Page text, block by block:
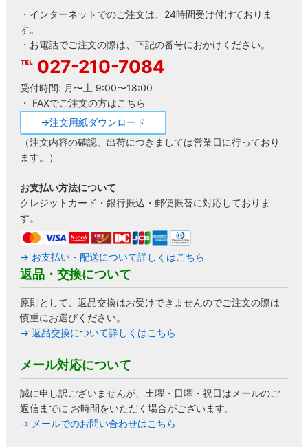
・インターネットでのご注文は、24時間受け付けておりま
す。
・お電話でご注文の際は、下記の番号におかけください。
027-210-7084
受付時間: 月〜土 9:00〜18:00
・ FAXでご注文の方はこちら
→注文用紙ダウンロード
（注文内容の確認、出荷につきましては営業日に行っており
ます。）
お支払い方法について
クレジットカード・銀行振込・郵便振替に対応しておりま
す。
→ お支払い・配送について詳しくはこちら
返品・交換について
原則として、返品交換はお受けできませんのでご注文の際は
慎重にお選びください。
→ 返品交換について詳しくはこちら
メール対応について
誠に申し訳ございませんが、土曜・日曜・祝日はメールのご
返信までに お時間をいただく場合がございます。
→ メールでのお問い合わせはこちら